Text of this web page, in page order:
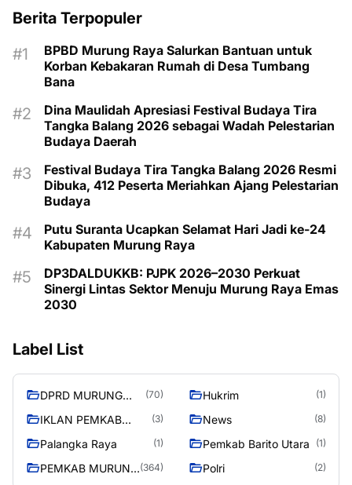
Berita Terpopuler
BPBD Murung Raya Salurkan Bantuan untuk
Korban Kebakaran Rumah di Desa Tumbang
Bana
Dina Maulidah Apresiasi Festival Budaya Tira
Tangka Balang 2026 sebagai Wadah Pelestarian
Budaya Daerah
Festival Budaya Tira Tangka Balang 2026 Resmi
Dibuka, 412 Peserta Meriahkan Ajang Pelestarian
Budaya
Putu Suranta Ucapkan Selamat Hari Jadi ke-24
Kabupaten Murung Raya
DP3DALDUKKB: PJPK 2026–2030 Perkuat
Sinergi Lintas Sektor Menuju Murung Raya Emas
2030
Label List
DPRD MURUNG
(70) Hukrim (1)
IKLAN PEMKAB
(3) News (8)
Palangka Raya (1) Pemkab Barito Utara (1)
PEMKAB MURUNG (364) Polri (2)